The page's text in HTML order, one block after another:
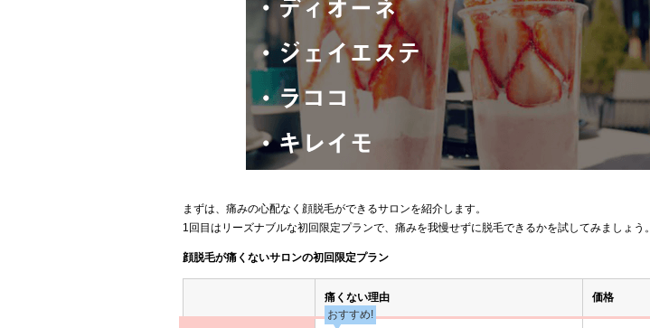
まずは、痛みの心配なく顔脱毛ができるサロンを紹介します。
1回目はリーズナブルな初回限定プランで、痛みを我慢せずに脱毛できるかを試してみましょう。
顔脱毛が痛くないサロンの初回限定プラン
痛くない理由 価格
おすすめ!